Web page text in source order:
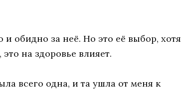
обидно за неё. Но это её выбор, хотя
на здоровье влияет.
всего одна, и та ушла от меня к